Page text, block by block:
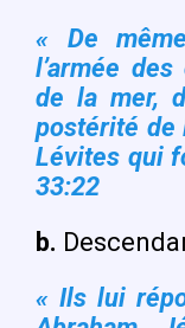
« De
l’armée
de la mer,
postérité de
Lévites qui
33:22
b.
« Ils lui